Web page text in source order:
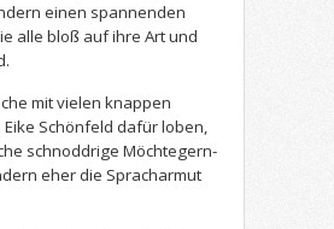
einen spannenden
alle bloß auf ihre Art und
mit vielen knappen
Schönfeld dafür loben,
schnoddrige Möchtegern-
eher die Spracharmut